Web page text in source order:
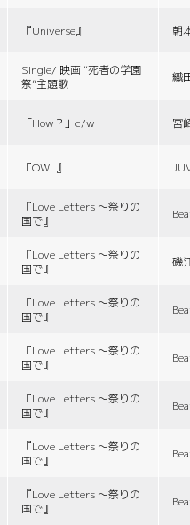
『Universe』 朝
Single/ 映画 “死者の学園
祭”主題歌
織
「How？」c/w 宮
『OWL』
『Love Letters 〜祭りの
国で』
『Love Letters 〜祭りの
国で』
磯
『Love Letters 〜祭りの
国で』
『Love Letters 〜祭りの
国で』
『Love Letters 〜祭りの
国で』
『Love Letters 〜祭りの
国で』
『Love Letters 〜祭りの
国で』